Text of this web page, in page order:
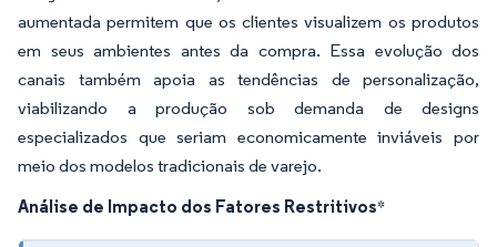
aumentada permitem que os clientes visualizem os produtos
em seus ambientes antes da compra. Essa evolução dos
canais também apoia as tendências de personalização,
viabilizando a produção sob demanda de designs
especializados que seriam economicamente inviáveis por
meio dos modelos tradicionais de varejo.
Análise de Impacto dos Fatores Restritivos*